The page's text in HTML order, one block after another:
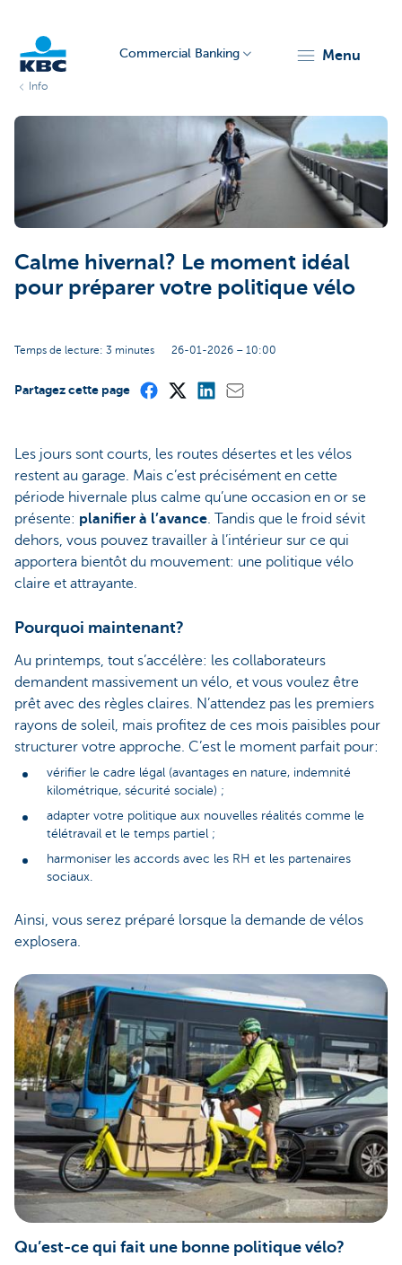
Corporate
Commercial Banking menu
Info
Calme hivernal? Le moment idéal
pour préparer votre politique vélo
Temps de lecture: 3 minutes 26-01-2026 – 10:00
Partagez cette page
Les jours sont courts, les routes désertes et les vélos
restent au garage. Mais c’est précisément en cette
période hivernale plus calme qu’une occasion en or se
présente: planifier à l’avance. Tandis que le froid sévit
dehors, vous pouvez travailler à l’intérieur sur ce qui
apportera bientôt du mouvement: une politique vélo
claire et attrayante.
Pourquoi maintenant?
Au printemps, tout s’accélère: les collaborateurs
demandent massivement un vélo, et vous voulez être
prêt avec des règles claires. N’attendez pas les premiers
rayons de soleil, mais profitez de ces mois paisibles pour
structurer votre approche. C’est le moment parfait pour:
vérifier le cadre légal (avantages en nature, indemnité
kilométrique, sécurité sociale) ;
adapter votre politique aux nouvelles réalités comme le
télétravail et le temps partiel ;
harmoniser les accords avec les RH et les partenaires
sociaux.
Ainsi, vous serez préparé lorsque la demande de vélos
explosera.
Qu’est-ce qui fait une bonne politique vélo?